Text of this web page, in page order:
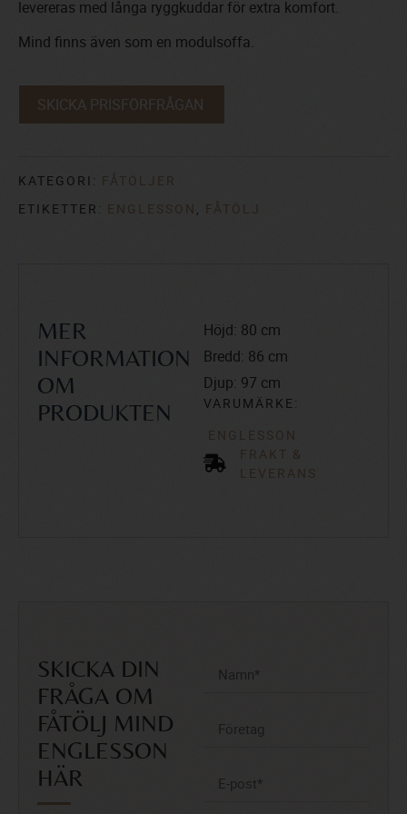
levereras med långa ryggkuddar för extra komfort.
Mind finns även som en modulsoffa.
SKICKA PRISFÖRFRÅGAN
KATEGORI: FÅTÖLJER
ETIKETTER: ENGLESSON FÅTÖLJ
MER
INFORMATION
OM
PRODUKTEN
Höjd: 80 cm
Bredd: 86 cm
Djup: 97 cm
VARUMÄRKE:
ENGLESSON
FRAKT &
LEVERANS
SKICKA DIN
FRÅGA OM
FÅTÖLJ MIND
ENGLESSON
HÄR